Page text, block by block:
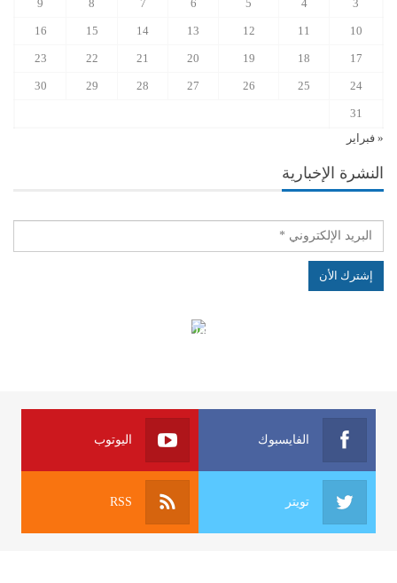
3
4
5
6
7
8
9
10
11
12
13
14
15
16
17
18
19
20
21
22
23
24
25
26
27
28
29
30
31
« فبراير
النشرة الإخبارية
الهياكل الخاضعة لقانون النفاذ إلى المعلومة
الفايسبوك اليوتوب
تويتر RSS